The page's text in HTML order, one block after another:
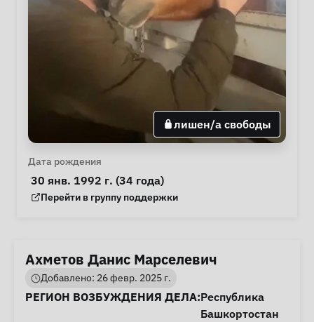
лишен/а свободы
Личная информация
Дата рождения
30 янв. 1992 г. (34 года)
Группа поддержки
Перейти в группу поддержки
Ахметов Данис Марселевич
Добавлено: 26 февр. 2025 г.
Информация о деле
РЕГИОН ВОЗБУЖДЕНИЯ ДЕЛА:Республика
Башкортостан